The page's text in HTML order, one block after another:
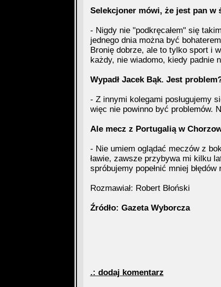
Selekcjoner mówi, że jest pan w
- Nigdy nie "podkręcałem" się
jednego dnia można być
Bronię dobrze, ale to tylko sport i
każdy, nie wiadomo, kiedy padnie
Wypadł Jacek Bąk. Jest
- Z innymi kolegami posługujemy
więc nie powinno być problemów.
Ale mecz z Portugalią w
- Nie umiem oglądać meczów z
ławie, zawsze przybywa mi kilku
spróbujemy popełnić mniej błędów
Rozmawiał: Robert Błoński
Źródło: Gazeta Wyborcza
.: dodaj komentarz